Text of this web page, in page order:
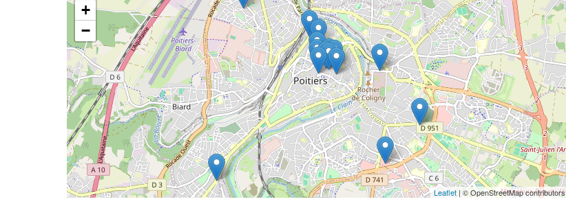
+
−
Leaflet| © OpenStreetMap contributors